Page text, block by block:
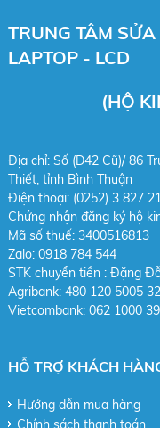
TRUNG TÂM
LAPTOP - LCD
(HỘ KINH
Địa chỉ: Số (D42 Cũ)/ 86
Thiết, tỉnh Bình Thuận
Điện thoại: (0252) 3 827
Chứng nhận đăng ký hộ
Mã số thuế: 3400516813
Zalo: 0918 784 544
STK chuyển tiền : Đặng
Agribank: 480 120 5005
Vietcombank: 062 1000
HỖ TRỢ KHÁCH
Hướng dẫn mua hàng
Chính sách thanh toán